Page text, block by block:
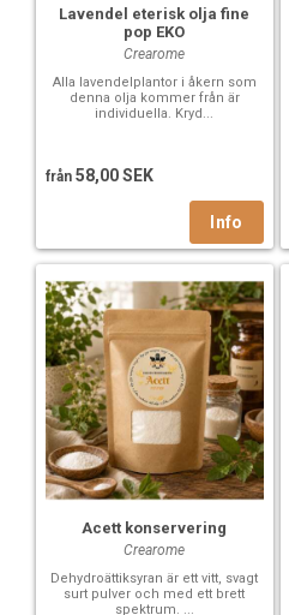
Lavendel eterisk olja fine
pop EKO
Crearome
Alla lavendelplantor i åkern som
denna olja kommer från är
individuella. Kryd...
från 58,00 SEK
Acett konservering
Crearome
Dehydroättiksyran är ett vitt, svagt
surt pulver och med ett brett
spektrum. ...